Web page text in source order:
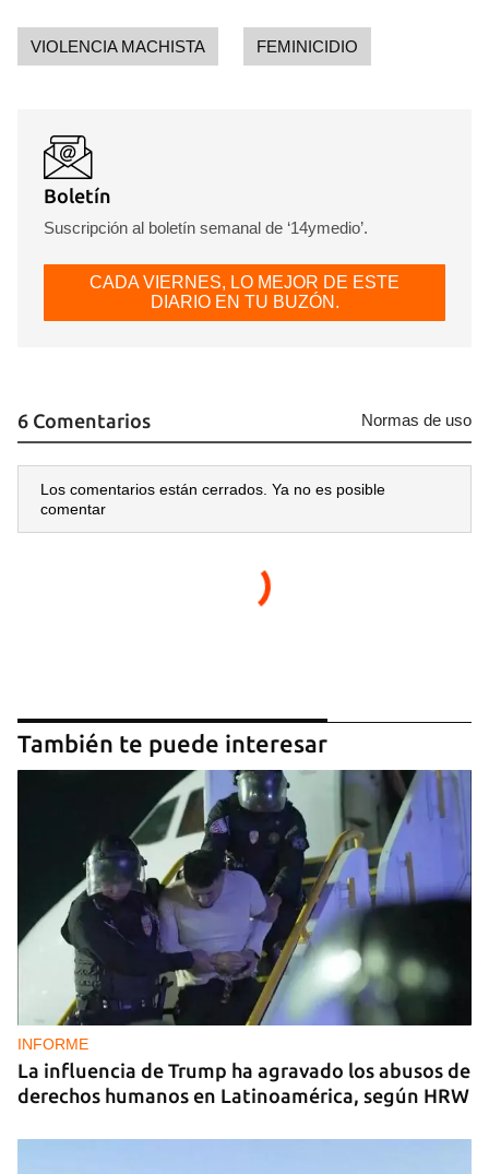
VIOLENCIA MACHISTA FEMINICIDIO
Boletín
Suscripción al boletín semanal de ‘14ymedio’.
CADA VIERNES, LO MEJOR DE ESTE
DIARIO EN TU BUZÓN.
6 Comentarios Normas de uso
Los comentarios están cerrados. Ya no es posible
comentar
También te puede interesar
INFORME
La influencia de Trump ha agravado los abusos de
derechos humanos en Latinoamérica, según HRW